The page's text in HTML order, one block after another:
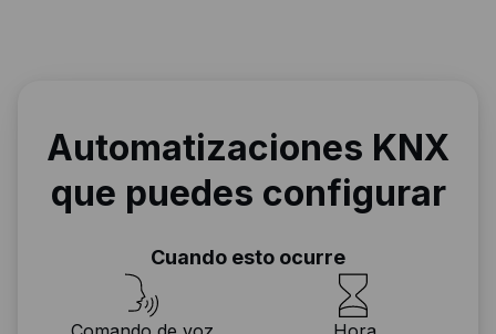
Automatizaciones KNX
que puedes configurar
Cuando esto ocurre